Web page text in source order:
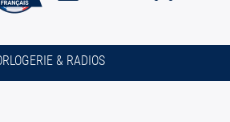
& RADIOS